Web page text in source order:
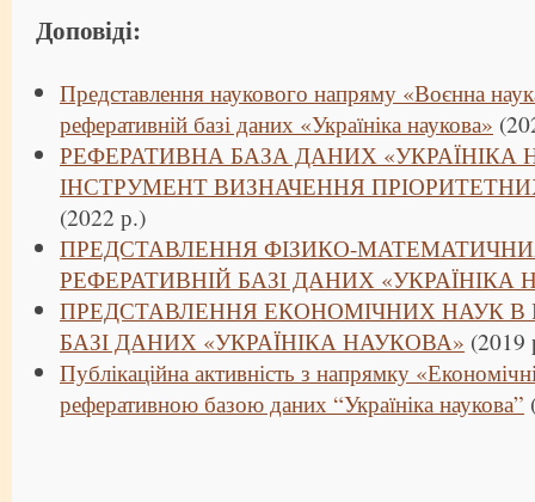
Доповіді:
Представлення наукового напряму «Воєнна
реферативній базі даних «Україніка наукова»
РЕФЕРАТИВНА БАЗА ДАНИХ «УКРАЇНІКА
ІНСТРУМЕНТ ВИЗНАЧЕННЯ
(2022 р.)
ПРЕДСТАВЛЕННЯ ФІЗИКО-
РЕФЕРАТИВНІЙ БАЗІ ДАНИХ «УКРАЇНІКА
ПРЕДСТАВЛЕННЯ ЕКОНОМІЧНИХ НАУК В
БАЗІ ДАНИХ «УКРАЇНІКА НАУКОВА» (2019
Публікаційна активність з напрямку
реферативною базою даних “Україніка наукова”